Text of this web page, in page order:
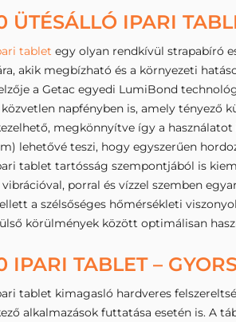
ÜTÉSÁLLÓ IPARI
tablet egy olyan rendkívül strapabíró
akik megbízható és a környezeti
a Getac egyedi LumiBond
napfényben is, amely tényező
megkönnyítve így a
lehetővé teszi, hogy egyszerűen
tablet tartósság szempontjából is
porral és vízzel szemben
a szélsőséges hőmérsékleti
körülmények között optimálisan
IPARI TABLET –
tablet kimagasló hardveres
alkalmazások futtatása esetén is. A